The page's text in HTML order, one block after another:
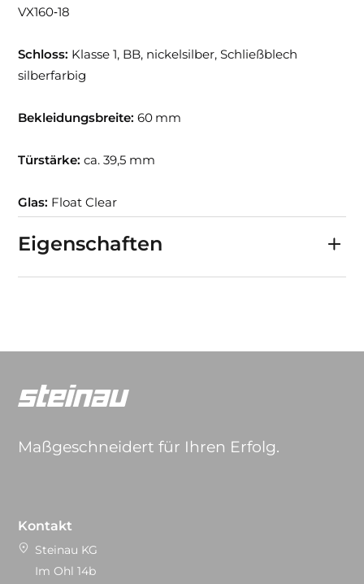
VX160‑18
Schloss: Klasse 1, BB, nickelsilber, Schließblech
silberfarbig
Bekleidungsbreite:60 mm
Türstärke:ca. 39,5 mm
Glas: Float Clear
Eigenschaften
Maßgeschneidert für Ihren Erfolg.
Kontakt
Steinau KG
Im Ohl 14b